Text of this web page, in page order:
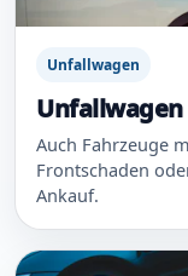
Unfallwagen
Unfallwagen
Auch Fahrzeuge
Frontschaden
Ankauf.